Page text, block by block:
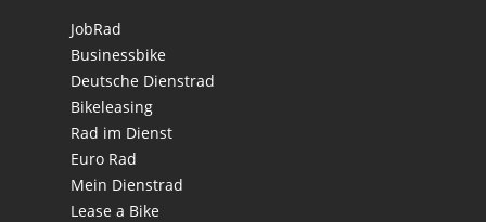
JobRad
Businessbike
Deutsche Dienstrad
Bikeleasing
Rad im Dienst
Euro Rad
Mein Dienstrad
Lease a Bike